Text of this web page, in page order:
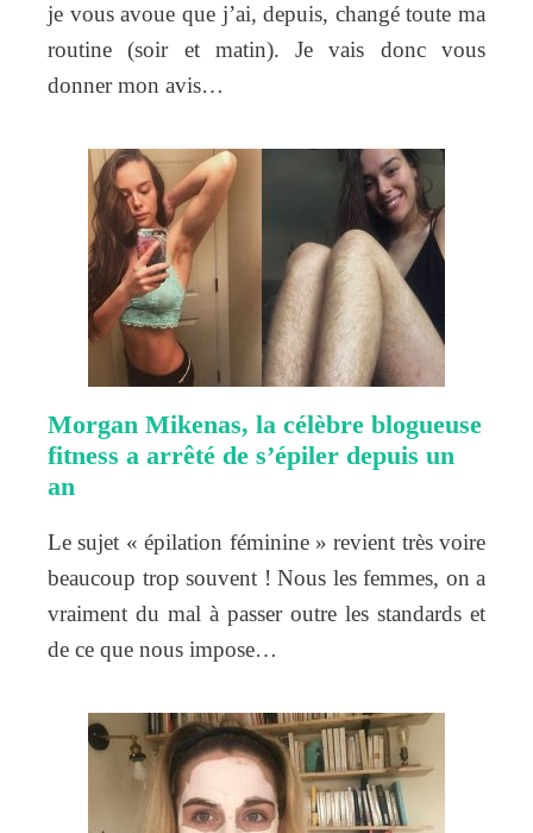
je vous avoue que j’ai, depuis, changé toute ma
routine (soir et matin). Je vais donc vous
donner mon avis…
Morgan Mikenas, la célèbre blogueuse
fitness a arrêté de s’épiler depuis un
an
Le sujet « épilation féminine » revient très voire
beaucoup trop souvent ! Nous les femmes, on a
vraiment du mal à passer outre les standards et
de ce que nous impose…